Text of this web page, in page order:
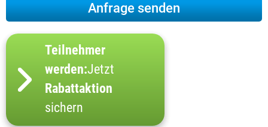
Teilnehmer
werden:Jetzt
Rabattaktion
sichern